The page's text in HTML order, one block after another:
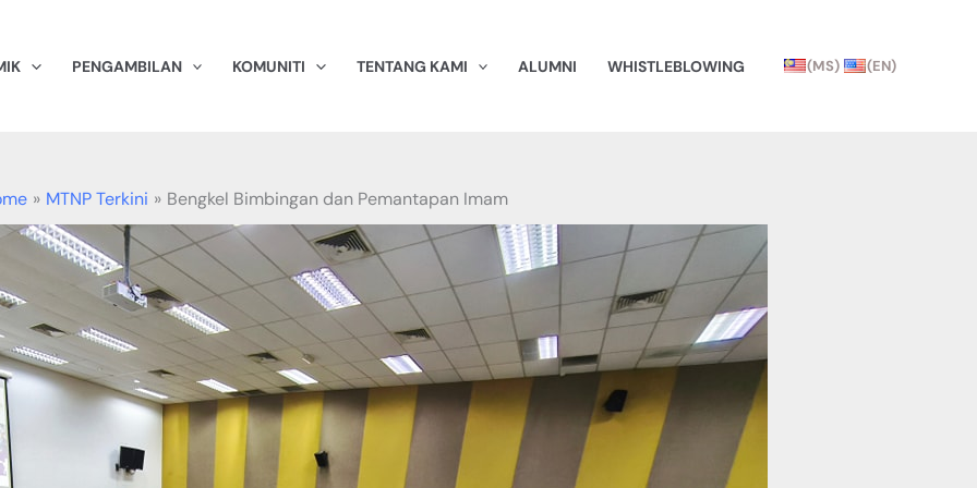
PENGAMBILAN KOMUNITI TENTANG KAMI ALUMNI WHISTLEBLOWING (MS) (EN)
MTNP Terkini Bengkel Bimbingan dan Pemantapan Imam